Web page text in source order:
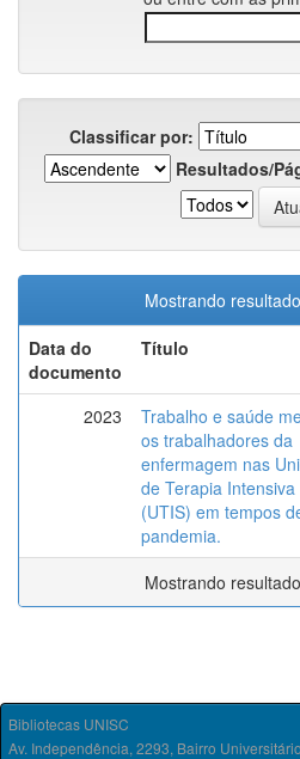
Classificar por:
Resultados/
Mostrando
Data do
documento
Título
2023
Trabalho e saúde
os trabalhadores da
enfermagem nas
de Terapia Intensiva
(UTIS) em tempos
pandemia.
Mostrando
Bibliotecas UNISC
Av. Independência, 2293, Bairro